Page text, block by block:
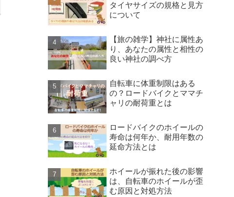
タイヤサイズの規格と見方
について
【旅の雑学】神社に属性あ
り、あなたの属性と相性の
良い神社の調べ方
自転車に体重制限はある
の？ロードバイクとママチ
ャリの耐荷重とは
ロードバイクのホイールの
寿命は何年か、耐用年数の
延命方法とは
ホイールが振れた後の影響
は、自転車のホイールが歪
む原因と対処方法